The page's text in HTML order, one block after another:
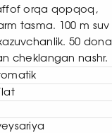
orqa qopqoq,
tasma. 100 m suv
50 dona
cheklangan nashr.